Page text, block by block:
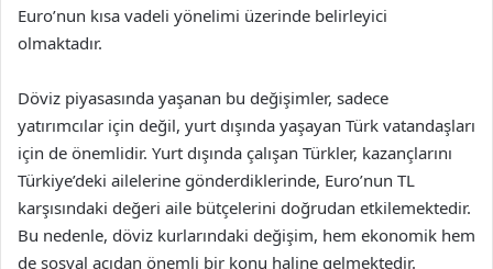
Euro’nun kısa vadeli yönelimi üzerinde belirleyici
olmaktadır.
Döviz piyasasında yaşanan bu değişimler, sadece
yatırımcılar için değil, yurt dışında yaşayan Türk vatandaşları
için de önemlidir. Yurt dışında çalışan Türkler, kazançlarını
Türkiye’deki ailelerine gönderdiklerinde, Euro’nun TL
karşısındaki değeri aile bütçelerini doğrudan etkilemektedir.
Bu nedenle, döviz kurlarındaki değişim, hem ekonomik hem
de sosyal açıdan önemli bir konu haline gelmektedir.